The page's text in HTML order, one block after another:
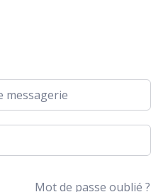
Mot de passe oublié ?